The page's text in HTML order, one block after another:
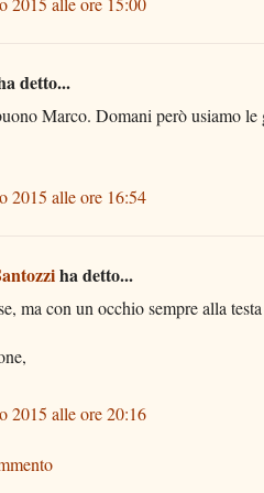
detto...
Marco. Domani però usiamo le
2015 alle ore 16:54
ha detto...
ma con un occhio sempre alla
2015 alle ore 20:16